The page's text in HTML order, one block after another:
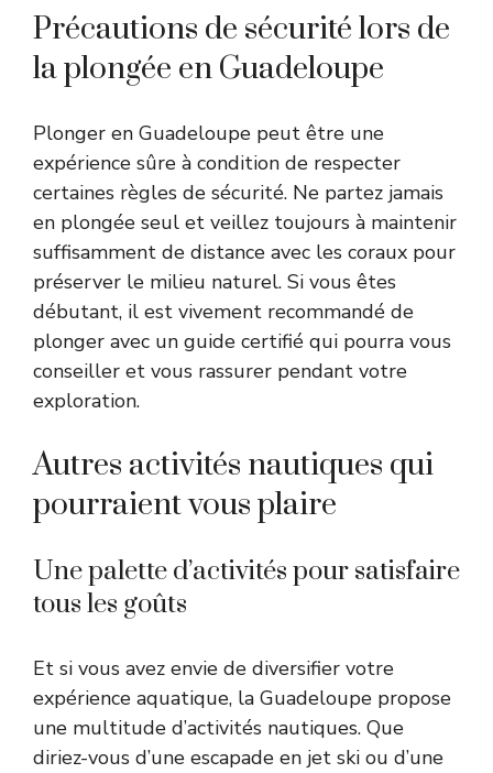
Précautions de sécurité lors de
la plongée en Guadeloupe
Plonger en Guadeloupe peut être une
expérience sûre à condition de respecter
certaines règles de sécurité. Ne partez jamais
en plongée seul et veillez toujours à maintenir
suffisamment de distance avec les coraux pour
préserver le milieu naturel. Si vous êtes
débutant, il est vivement recommandé de
plonger avec un guide certifié qui pourra vous
conseiller et vous rassurer pendant votre
exploration.
Autres activités nautiques qui
pourraient vous plaire
Une palette d’activités pour satisfaire
tous les goûts
Et si vous avez envie de diversifier votre
expérience aquatique, la Guadeloupe propose
une multitude d’activités nautiques. Que
diriez-vous d’une escapade en jet ski ou d’une